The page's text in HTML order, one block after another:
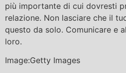
più importante di cui dovresti
relazione. Non lasciare che il
questo da solo. Comunicare e
loro.
Image:Getty Images